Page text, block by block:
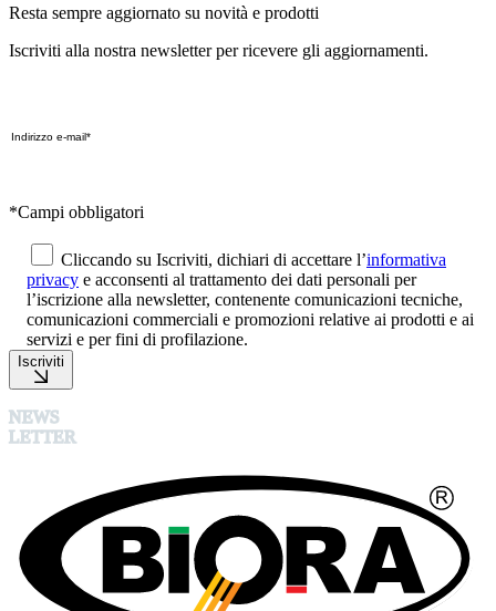
Resta sempre aggiornato su novità e prodotti
Iscriviti alla nostra newsletter per ricevere gli aggiornamenti.
*Campi obbligatori
Cliccando su Iscriviti, dichiari di accettare l’informativa
privacy e acconsenti al trattamento dei dati personali per
l’iscrizione alla newsletter, contenente comunicazioni tecniche,
comunicazioni commerciali e promozioni relative ai prodotti e ai
servizi e per fini di profilazione.
Iscriviti
NEWS
LETTER